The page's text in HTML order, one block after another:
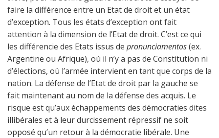
faire la différence entre un Etat de droit et un état
d’exception. Tous les états d’exception ont fait
attention à la dimension de l’Etat de droit. C’est ce qui
les différencie des Etats issus de pronunciamentos(ex.
Argentine ou Afrique), où il n’y a pas de Constitution ni
d’élections, où l’armée intervient en tant que corps de la
nation. La défense de l’Etat de droit par la gauche se
fait maintenant au nom de la défense des acquis. Le
risque est qu’aux échappements des démocraties dites
illibérales et à leur durcissement répressif ne soit
opposé qu’un retour à la démocratie libérale. Une